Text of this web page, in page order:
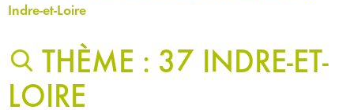
Indre-et-Loire
THÈME : 37 INDRE-ET-
LOIRE